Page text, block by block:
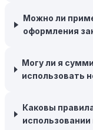
товары на
продаже.
интернет-
доставку, что
заказе на
поэтому
Можно ли
оформления
Могу ли я
использовать
Каковы